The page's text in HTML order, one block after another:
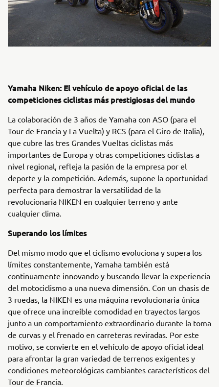
Yamaha Niken: El vehículo de apoyo oficial de las
competiciones ciclistas más prestigiosas del mundo
La colaboración de 3 años de Yamaha con ASO (para el
Tour de Francia y La Vuelta) y RCS (para el Giro de Italia),
que cubre las tres Grandes Vueltas ciclistas más
importantes de Europa y otras competiciones ciclistas a
nivel regional, refleja la pasión de la empresa por el
deporte y la competición. Además, supone la oportunidad
perfecta para demostrar la versatilidad de la
revolucionaria NIKEN en cualquier terreno y ante
cualquier clima.
Superando los límites
Del mismo modo que el ciclismo evoluciona y supera los
límites constantemente, Yamaha también está
continuamente innovando y buscando llevar la experiencia
del motociclismo a una nueva dimensión. Con un chasis de
3 ruedas, la NIKEN es una máquina revolucionaria única
que ofrece una increíble comodidad en trayectos largos
junto a un comportamiento extraordinario durante la toma
de curvas y el frenado en carreteras reviradas. Por este
motivo, se convierte en el vehículo de apoyo oficial ideal
para afrontar la gran variedad de terrenos exigentes y
condiciones meteorológicas cambiantes característicos del
Tour de Francia.